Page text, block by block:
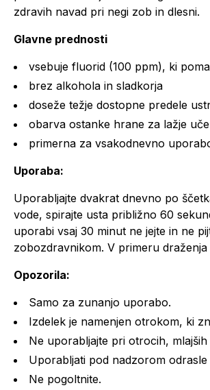
zdravih navad pri negi zob in dlesni.
Glavne prednosti
vsebuje fluorid (100 ppm), ki
brez alkohola in sladkorja
doseže težje dostopne predele
obarva ostanke hrane za lažje
primerna za vsakodnevno
Uporaba:
Uporabljajte dvakrat dnevno po
vode, spirajte usta približno 60
uporabi vsaj 30 minut ne jejte in ne
zobozdravnikom. V primeru
Opozorila:
Samo za zunanjo uporabo.
Izdelek je namenjen otrokom, ki
Ne uporabljajte pri otrocih, mlajših
Uporabljati pod nadzorom odrasle
Ne pogoltnite.